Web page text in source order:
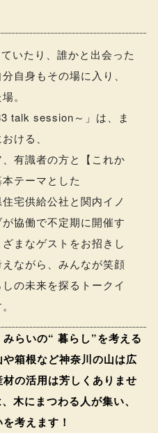
いたり、誰かと出会った
自身もその場に入り、
。
talk session～」は、ま
ける、
有識者の方と【これか
テーマとした
宅供給公社と関内イノ
協働で不定期に開催す
まなゲストをお招きし
ながら、みんなが笑顔
の未来を探るトークイ
らいの“ 暮らし”を考える
箱根など神奈川の山は広
の活用は芳しくありませ
にまつわる人が集い、
考えます！